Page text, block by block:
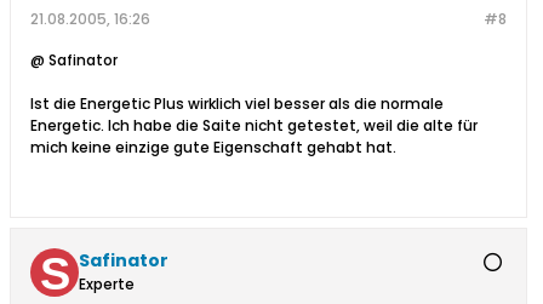
#8
21.08.2005, 16:26
@ Safinator
Ist die Energetic Plus wirklich viel besser als die normale
Energetic. Ich habe die Saite nicht getestet, weil die alte für
mich keine einzige gute Eigenschaft gehabt hat.
Safinator
Experte